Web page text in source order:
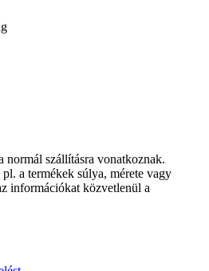
normál szállításra vonatkoznak.
a termékek súlya, mérete vagy
információkat közvetlenül a